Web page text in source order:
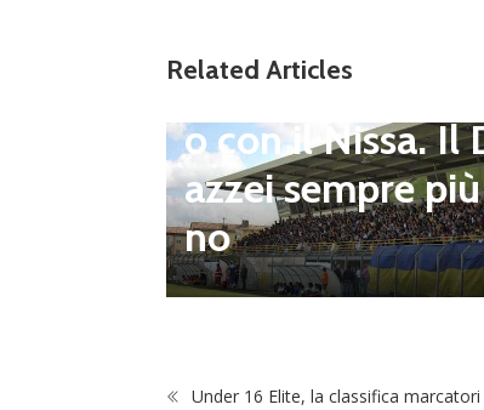
Related Articles
Balla accende il
o con il Nissa. Il
azzei sempre
no
Under 16 Elite, la classifica